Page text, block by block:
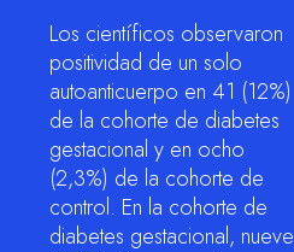
Los científicos observaron
positividad de un solo
autoanticuerpo en 41 (12%)
de la cohorte de diabetes
gestacional y en ocho
(2,3%) de la cohorte de
control. En la cohorte de
diabetes gestacional, nueve